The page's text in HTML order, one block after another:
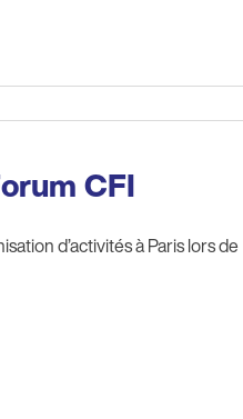
CFI
d’activités à Paris lors de